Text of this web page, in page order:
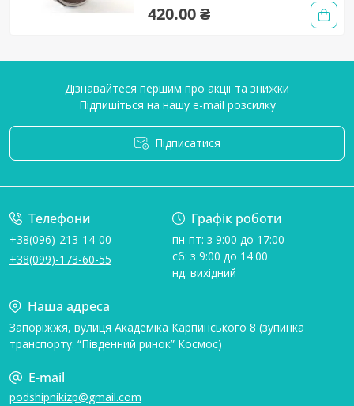
420.00 ₴
Дізнавайтеся першим про акції та знижки
Підпишіться на нашу e-mail розсилку
Підписатися
Телефони
+38(096)-213-14-00
+38(099)-173-60-55
Графік роботи
пн-пт: з 9:00 до 17:00
сб: з 9:00 до 14:00
нд: вихідний
Наша адреса
Запоріжжя, вулиця Академіка Карпинського 8 (зупинка
транспорту: “Південний ринок” Космос)
E-mail
podshipnikizp@gmail.com